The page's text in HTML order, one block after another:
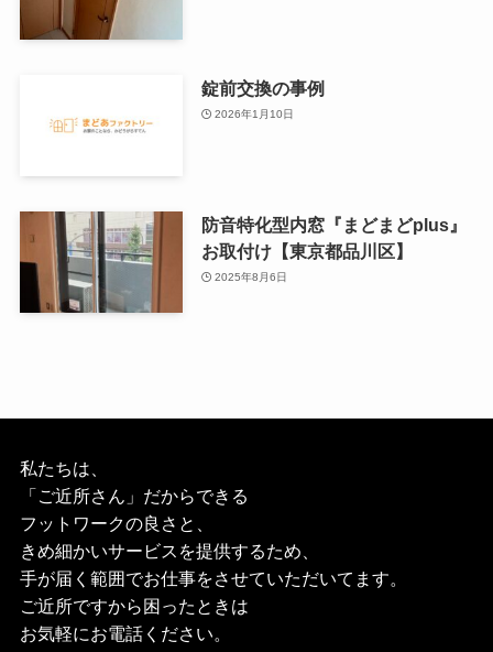
錠前交換の事例
2026年1月10日
防音特化型内窓『まどまどplus』
お取付け【東京都品川区】
2025年8月6日
私たちは、
「ご近所さん」だからできる
フットワークの良さと、
きめ細かいサービスを提供するため、
手が届く範囲でお仕事をさせていただいてます。
ご近所ですから困ったときは
お気軽にお電話ください。